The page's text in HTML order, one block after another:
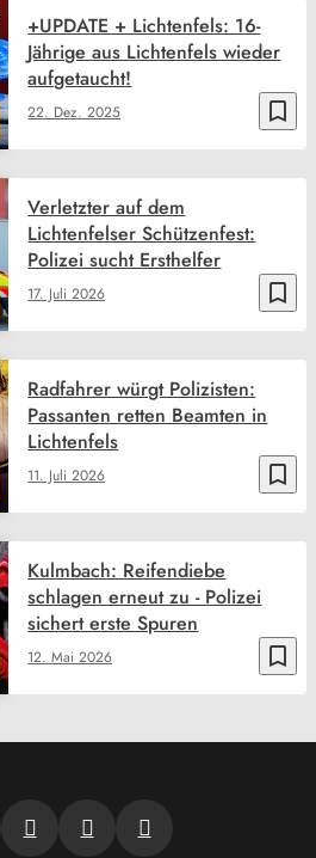
bookmark_border
22. Dez. 2025
+UPDATE + Lichtenfels: 16-
Jährige aus Lichtenfels wieder
aufgetaucht!
bookmark_border
17. Juli 2026
Verletzter auf dem
Lichtenfelser Schützenfest:
Polizei sucht Ersthelfer
bookmark_border
11. Juli 2026
Radfahrer würgt Polizisten:
Passanten retten Beamten in
Lichtenfels
bookmark_border
12. Mai 2026
Kulmbach: Reifendiebe
schlagen erneut zu - Polizei
sichert erste Spuren